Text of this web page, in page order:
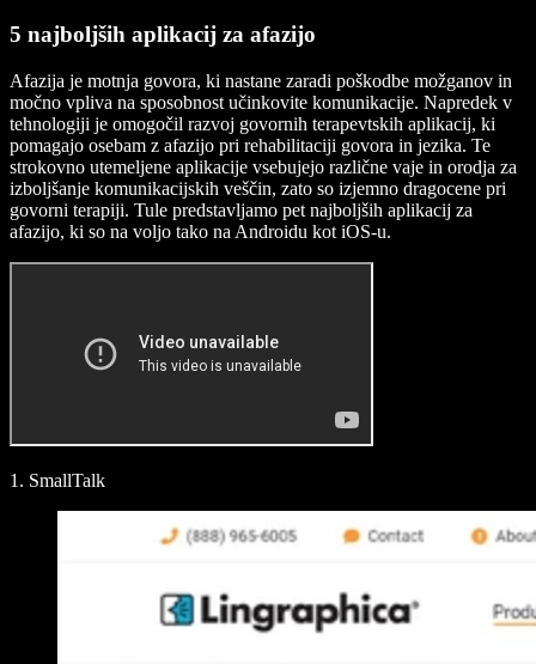
5 najboljših aplikacij za afazijo
Afazija je motnja govora, ki nastane zaradi poškodbe možganov in
močno vpliva na sposobnost učinkovite komunikacije. Napredek v
tehnologiji je omogočil razvoj govornih terapevtskih aplikacij, ki
pomagajo osebam z afazijo pri rehabilitaciji govora in jezika. Te
strokovno utemeljene aplikacije vsebujejo različne vaje in orodja za
izboljšanje komunikacijskih veščin, zato so izjemno dragocene pri
govorni terapiji. Tule predstavljamo pet najboljših aplikacij za
afazijo, ki so na voljo tako na Androidu kot iOS-u.
1. SmallTalk